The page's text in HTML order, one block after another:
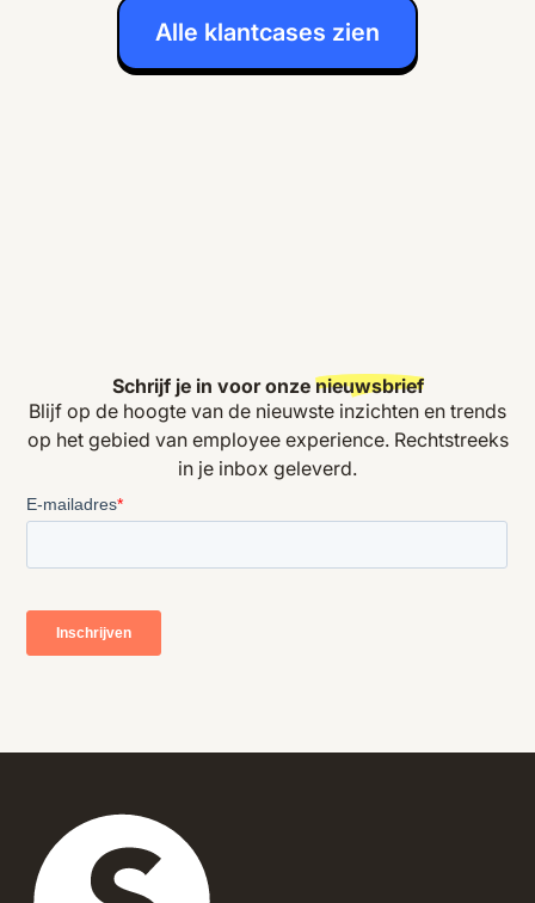
Alle klantcases zien
Schrijf je in voor onze nieuwsbrief
Blijf op de hoogte van de nieuwste inzichten en trends
op het gebied van employee experience. Rechtstreeks
in je inbox geleverd.